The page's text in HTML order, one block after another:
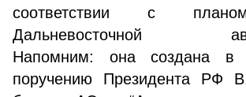
соответствии с
Дальневосточной
Напомним: она создана
поручению Президента РФ